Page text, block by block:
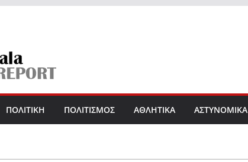
ΠΟΛΙΤΙΚΗ ΠΟΛΙΤΙΣΜΟΣ ΑΘΛΗΤΙΚΑ ΑΣΤΥΝΟΜΙΚΑ